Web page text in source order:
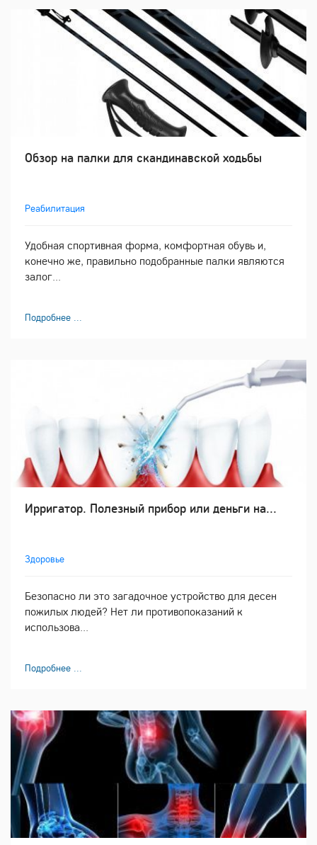
Обзор на палки для скандинавской ходьбы
Реабилитация
Удобная спортивная форма, комфортная обувь и,
конечно же, правильно подобранные палки являются
залог...
Подробнее ...
Ирригатор. Полезный прибор или деньги на...
Здоровье
Безопасно ли это загадочное устройство для десен
пожилых людей? Нет ли противопоказаний к
использова...
Подробнее ...